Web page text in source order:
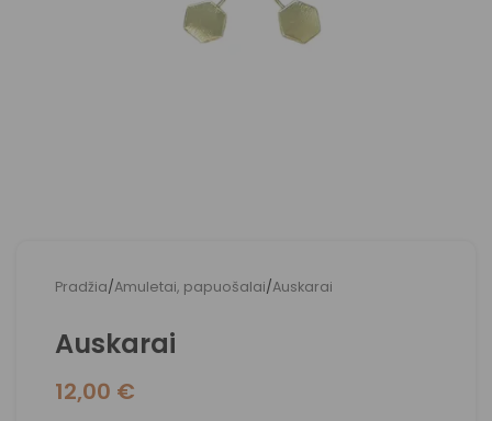
Pradžia/Amuletai, papuošalai/Auskarai
Auskarai
12,00 €